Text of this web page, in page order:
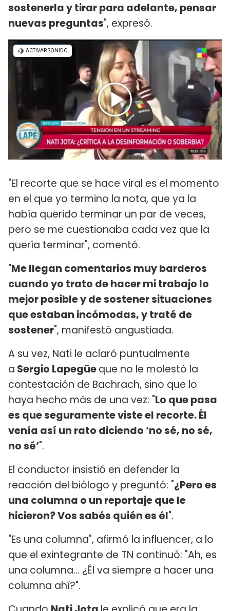
sostenerla y tirar para adelante, pensar
nuevas preguntas", expresó.
"El recorte que se hace viral es el momento
en el que yo termino la nota, que ya la
había querido terminar un par de veces,
pero se me cuestionaba cada vez que la
quería terminar", comentó.
"Me llegan comentarios muy barderos
cuando yo trato de hacer mi trabajo lo
mejor posible y de sostener situaciones
que estaban incómodas, y traté de
sostener", manifestó angustiada.
A su vez, Nati le aclaró puntualmente
a Sergio Lapegüeque no le molestó la
contestación de Bachrach, sino que lo
haya hecho más de una vez: "Lo que pasa
es que seguramente viste el recorte. Él
venía así un rato diciendo ‘no sé, no sé,
no sé’".
El conductor insistió en defender la
reacción del biólogo y preguntó: "¿Pero es
una columna o un reportaje que le
hicieron? Vos sabés quién es él".
"Es una columna", afirmó la influencer, a lo
que el exintegrante de TN continuó: "Ah, es
una columna... ¿Él va siempre a hacer una
columna ahí?".